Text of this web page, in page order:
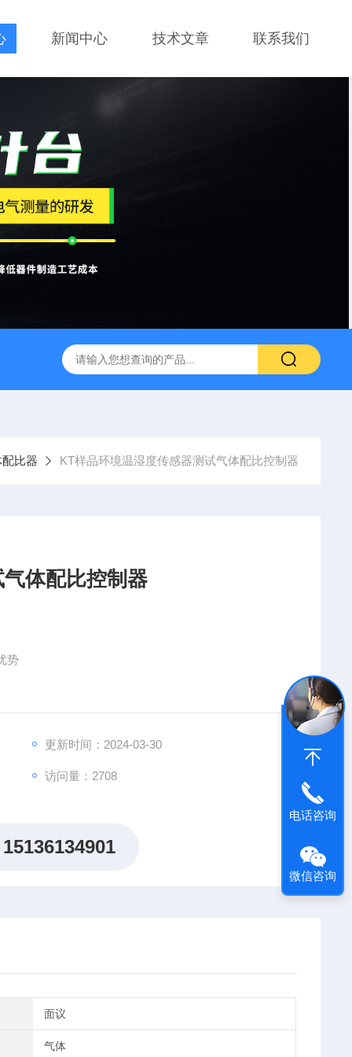
新闻中心 技术文章 联系我们
定制不锈钢真空腔体 KT-Z4019MRL4T小型真空探针台
比器 KT样品环境温湿度传感器测试气体配比控制器
体配比控制器
势
相应的补偿，从根本上抑制了流量计的零漂现象，保证
品金属表面粗糙度可达25RA。
更新时间：2024-03-30
访问量：2708
15136134901
面议
气体
电话咨询
微信咨询